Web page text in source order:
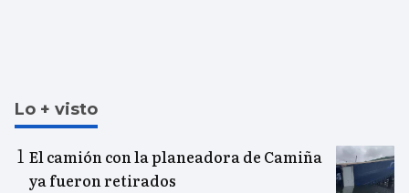
Lo + visto
El camión con la planeadora de Camiña
ya fueron retirados